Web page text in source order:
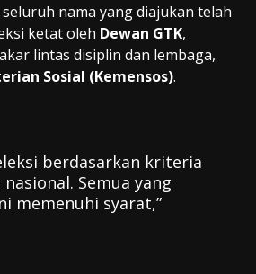
seluruh nama yang diajukan telah
ketat oleh Dewan GTK,
lintas disiplin dan lembaga,
Sosial (Kemensos).
berdasarkan kriteria
Semua yang
memenuhi syarat,”